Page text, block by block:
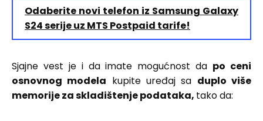
Odaberite novi telefon iz Samsung Galaxy
S24 serije uz MTS Postpaid tarife!
Sjajne vest je i da imate mogućnost da po ceni
osnovnog modela kupite uređaj sa duplo više
memorije za skladištenje podataka, tako da: